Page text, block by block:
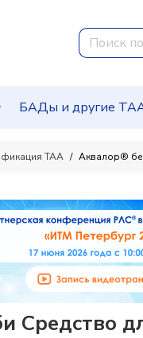
БАДы и другие
ТАА Аквалор®
Средство